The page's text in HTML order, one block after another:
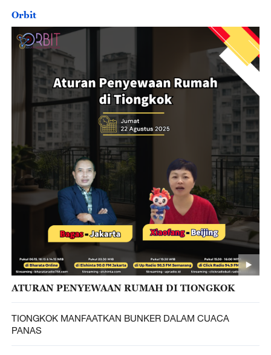
Orbit
ATURAN PENYEWAAN RUMAH DI TIONGKOK
TIONGKOK MANFAATKAN BUNKER DALAM CUACA
PANAS